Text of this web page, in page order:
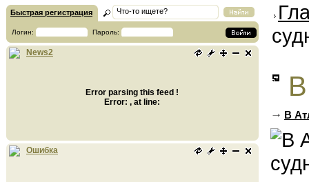
Быстрая регистрация
Логин: Пароль:
News2
Error parsing this feed !
Error: , at line:
Ошибка
В